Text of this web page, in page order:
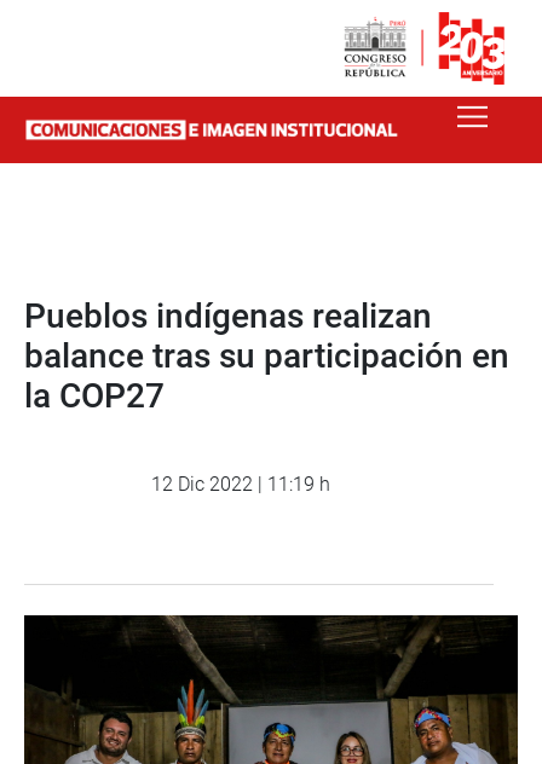
Pueblos indígenas realizan
balance tras su participación en
la COP27
12 Dic 2022 | 11:19 h